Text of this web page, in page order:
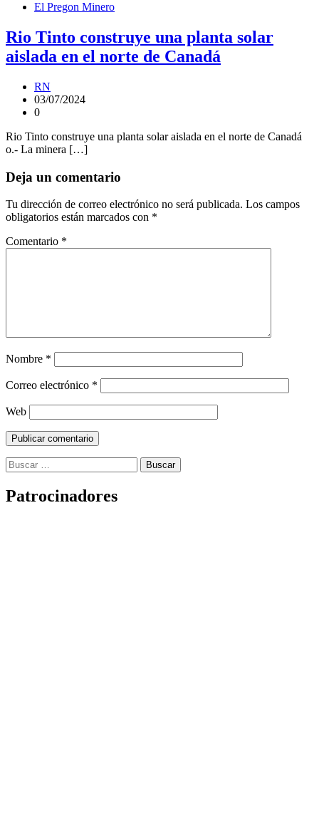
El Pregon Minero
Rio Tinto construye una planta solar
aislada en el norte de Canadá
RN
03/07/2024
0
Rio Tinto construye una planta solar aislada en el norte de Canadá
o.- La minera […]
Deja un comentario
Tu dirección de correo electrónico no será publicada. Los campos
obligatorios están marcados con *
Comentario *
Nombre *
Correo electrónico *
Web
Buscar:
Patrocinadores